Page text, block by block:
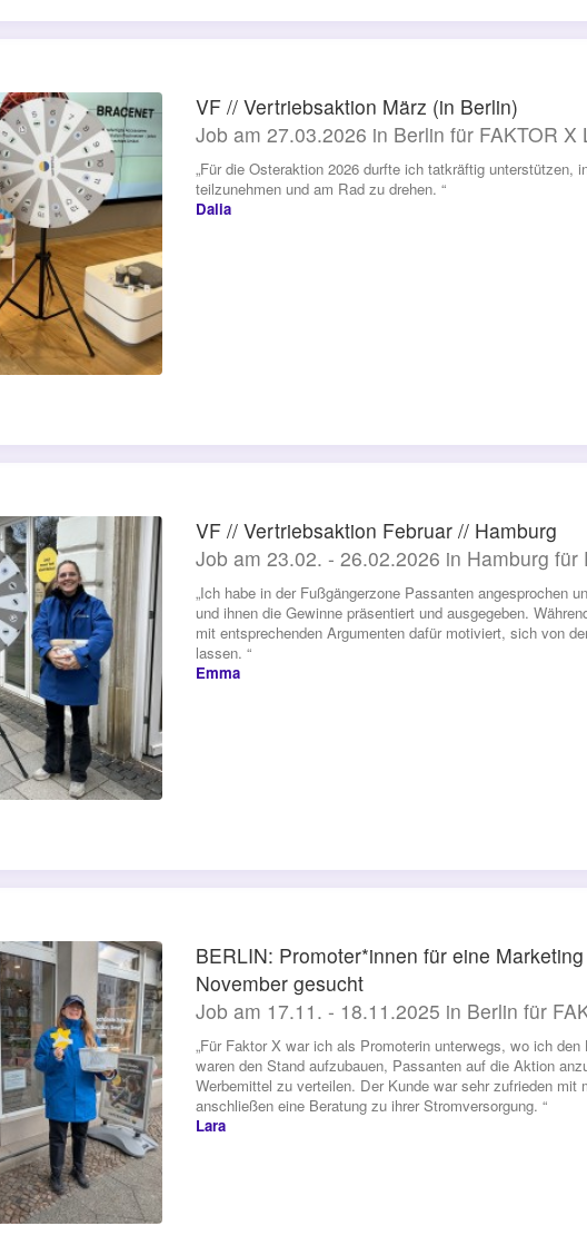
VF // Vertriebsaktion März (in Berlin)
Job am 27.03.2026 in Berlin für FAKTOR
„Für die Osteraktion 2026 durfte ich tatkräftig
teilzunehmen und am Rad zu drehen. “
Dalia
VF // Vertriebsaktion Februar // Hamburg
Job am 23.02. - 26.02.2026 in Hamburg
„Ich habe in der Fußgängerzone Passanten angesprochen
und ihnen die Gewinne präsentiert und ausgegeben.
mit entsprechenden Argumenten dafür motiviert, sich von
lassen. “
Emma
BERLIN: Promoter*innen für eine
November gesucht
Job am 17.11. - 18.11.2025 in Berlin für
„Für Faktor X war ich als Promoterin unterwegs, wo ich
waren den Stand aufzubauen, Passanten auf die Aktion
Werbemittel zu verteilen. Der Kunde war sehr zufrieden
anschließen eine Beratung zu ihrer Stromversorgung. “
Lara